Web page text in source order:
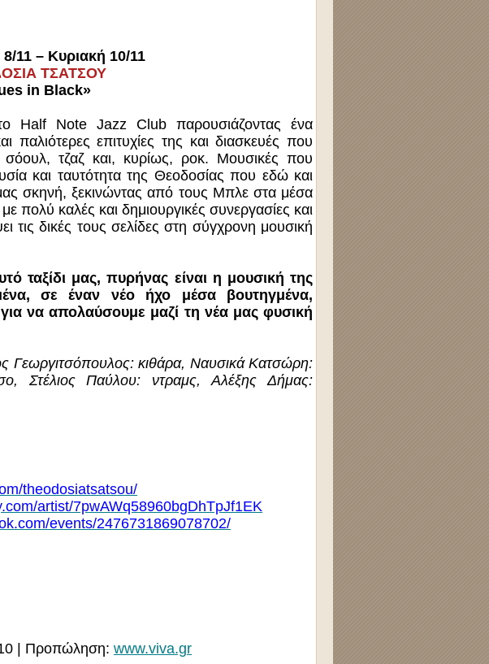
11 – Κυριακή 10/11
ΤΣΑΤΣΟΥ
in Black»
Half Note Jazz Club παρουσιάζοντας ένα
επιτυχίες της και διασκευές που
τζαζ και, κυρίως, ροκ. Μουσικές που
και ταυτότητα της Θεοδοσίας που εδώ και
σκηνή, ξεκινώντας από τους Μπλε στα μέσα
πολύ καλές και δημιουργικές συνεργασίες και
τις δικές τους σελίδες στη σύγχρονη μουσική
ταξίδι μας, πυρήνας είναι η μουσική της
σε έναν νέο ήχο μέσα βουτηγμένα,
να απολαύσουμε μαζί τη νέα μας φυσική
Γεωργιτσόπουλος: κιθάρα, Ναυσικά Κατσώρη:
Στέλιος Παύλου: ντραμς, Αλέξης Δήμας:
theodosiatsatsou/
artist/7pwAWq58960bgDhTpJf1EK
events/2476731869078702/
| Προπώληση: www.viva.gr